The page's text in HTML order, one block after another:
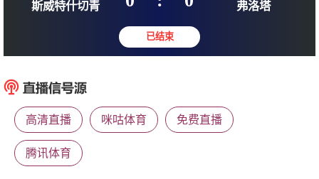
斯威特什切青
2026-07-11 17:00
0 : 0 弗
高清直播 咪咕体育 免费直播
腾讯体育